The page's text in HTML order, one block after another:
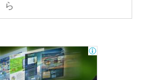
ら